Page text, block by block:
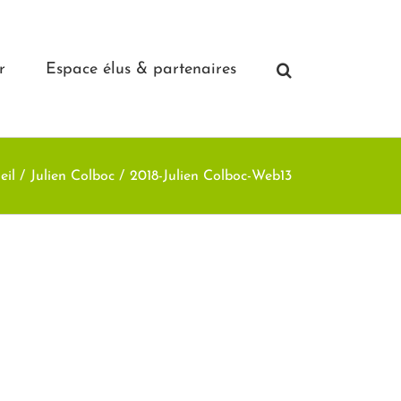
Espace élus & partenaires
Julien Colboc 2018-Julien Colboc-Web13